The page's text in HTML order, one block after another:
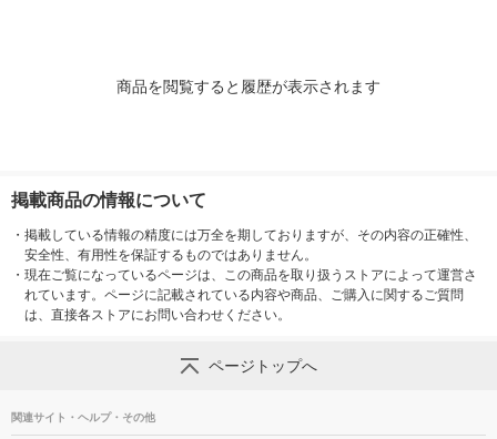
商品を閲覧すると履歴が表示されます
掲載商品の情報について
・ 掲載している情報の精度には万全を期しておりますが、その内容の正確性、
安全性、有用性を保証するものではありません。
・ 現在ご覧になっているページは、この商品を取り扱うストアによって運営さ
れています。ページに記載されている内容や商品、ご購入に関するご質問
は、直接各ストアにお問い合わせください。
ページトップへ
関連サイト・ヘルプ・その他